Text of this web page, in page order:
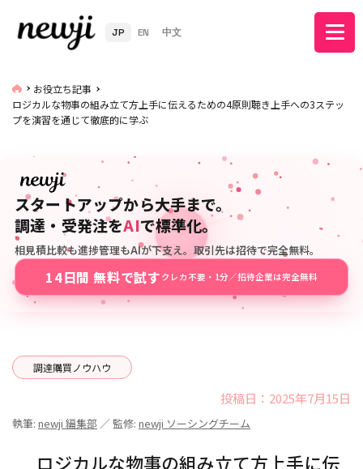
JP EN 中文
お役立ち記事
ロジカルな物事の組み立て方上手に伝えるための4原則聴き上手への3ステッ
プを演習を通じて徹底的に学ぶ
スタートアップから大手まで。
調達・受発注をAIで標準化。
相見積比較も進捗管理もAIが下支え。取引先は招待で完全無料。
14日間 無料で試す クレカ不要・1分／招待企業は完全無料
調達購買ノウハウ
投稿日：2025年7月15日
執筆: newji 編集部 ／ 監修: newji ソーシングチーム
ロジカルな物事の組み立て方上手に伝